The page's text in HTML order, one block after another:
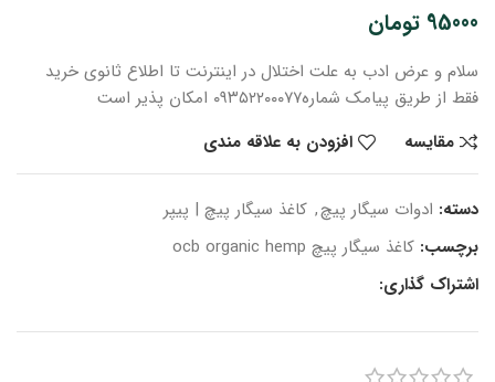
95000 تومان
سلام و عرض ادب به علت اختلال در اینترنت تا اطلاع ثانوی خرید
فقط از طریق پیامک شماره۰۹۳۵۲۲۰۰۰۷۷ امکان پذیر است
مقایسه
افزودن به علاقه مندی
دسته: ادوات سیگار پیچ, کاغذ سیگار پیچ | پیپر
برچسب: کاغذ سیگار پیچ ocb organic hemp
اشتراک گذاری: